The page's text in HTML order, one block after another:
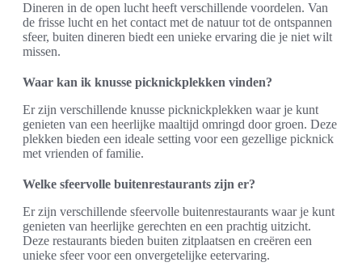
Dineren in de open lucht heeft verschillende voordelen. Van
de frisse lucht en het contact met de natuur tot de ontspannen
sfeer, buiten dineren biedt een unieke ervaring die je niet wilt
missen.
Waar kan ik knusse picknickplekken vinden?
Er zijn verschillende knusse picknickplekken waar je kunt
genieten van een heerlijke maaltijd omringd door groen. Deze
plekken bieden een ideale setting voor een gezellige picknick
met vrienden of familie.
Welke sfeervolle buitenrestaurants zijn er?
Er zijn verschillende sfeervolle buitenrestaurants waar je kunt
genieten van heerlijke gerechten en een prachtig uitzicht.
Deze restaurants bieden buiten zitplaatsen en creëren een
unieke sfeer voor een onvergetelijke eetervaring.